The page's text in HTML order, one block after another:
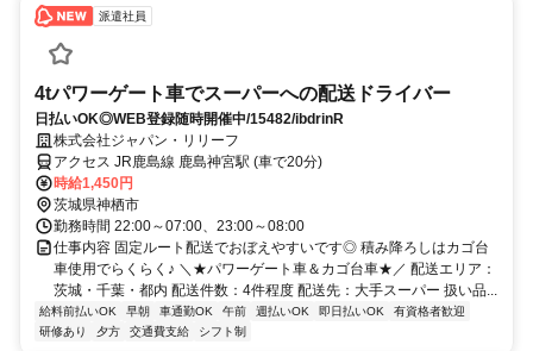
派遣社員
4tパワーゲート車でスーパーへの配送ドライバー
日払いOK◎WEB登録随時開催中/15482/ibdrinR
株式会社ジャパン・リリーフ
アクセス JR鹿島線 鹿島神宮駅 (車で20分)
時給1,450円
茨城県神栖市
勤務時間 22:00～07:00、23:00～08:00
仕事内容 固定ルート配送でおぼえやすいです◎ 積み降ろしはカゴ台
車使用でらくらく♪ ＼★パワーゲート車＆カゴ台車★／ 配送エリア：
茨城・千葉・都内 配送件数：4件程度 配送先：大手スーパー 扱い品...
給料前払いOK 早朝 車通勤OK 午前 週払いOK 即日払いOK
有資格者歓迎
研修あり
夕方 交通費支給 シフト制